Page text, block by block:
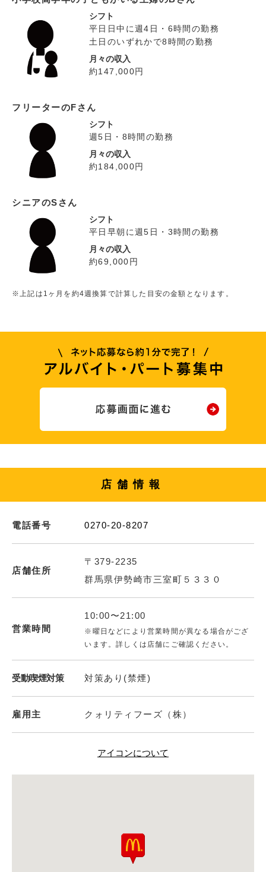
シフト
平日日中に週4日・6時間の勤務
土日のいずれかで8時間の勤務
月々の収入
約147,000円
フリーターのFさん
シフト
週5日・8時間の勤務
月々の収入
約184,000円
シニアのSさん
シフト
平日早朝に週5日・3時間の勤務
月々の収入
約69,000円
※上記は1ヶ月を約4週換算で計算した目安の金額となります。
店舗情報
電話番号 0270-20-8207
店舗住所
〒379-2235
群馬県伊勢崎市三室町５３３０
営業時間
10:00〜21:00
※曜日などにより営業時間が異なる場合がござ
います。詳しくは店舗にご確認ください。
受動喫煙対策 対策あり(禁煙)
雇用主 クォリティフーズ（株）
アイコンについて